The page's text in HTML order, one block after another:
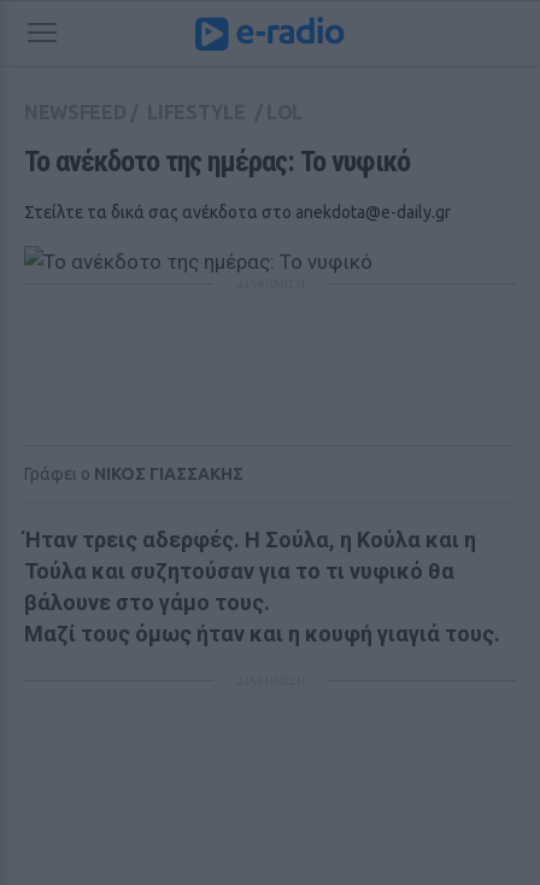
Το ανέκδοτο της ημέρας: Το νυφικό
Στείλτε τα δικά σας ανέκδοτα στο anekdota@e-daily.gr
Γράφει ο ΝΙΚΟΣ ΓΙΑΣΣΑΚΗΣ
Ήταν τρεις αδερφές. Η Σούλα, η Κούλα και η
Τούλα και συζητούσαν για το τι νυφικό θα
βάλουνε στο γάμο τους.
Μαζί τους όμως ήταν και η κουφή γιαγιά τους.